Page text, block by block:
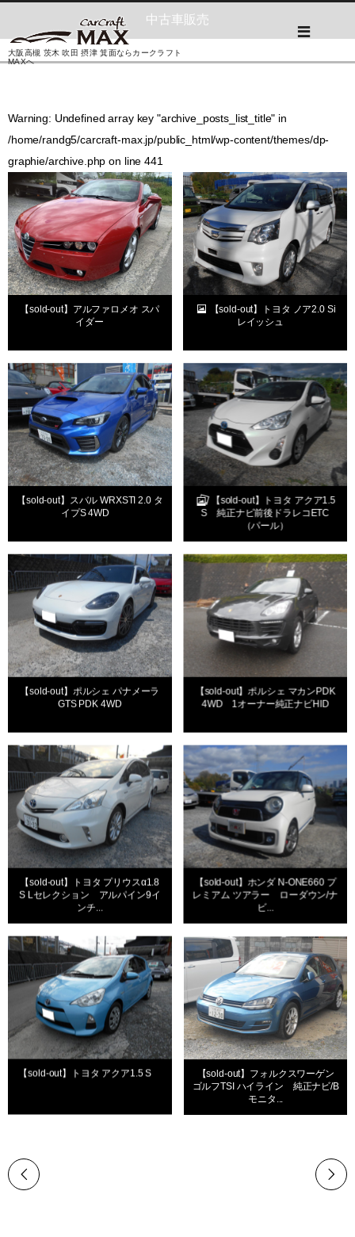
大阪高槻 茨木 吹田 摂津 箕面ならカークラフト
MAXへ
中古車販売
Warning: Undefined array key "archive_posts_list_title" in
/home/randg5/carcraft-max.jp/public_html/wp-content/themes/dp-
graphie/archive.php on line441
【sold-out】アルファロメオ スパ
イダー
【sold-out】トヨタ ノア2.0 Si
レイッシュ
【sold-out】スバル WRXSTI 2.0 タ
イプS 4WD
【sold-out】トヨタ アクア1.5
S 純正ナビ前後ドラレコETC
（パール）
【sold-out】ポルシェ パナメーラ
GTS PDK 4WD
【sold-out】ポルシェ マカンPDK
4WD 1オーナー純正ナビHID
【sold-out】トヨタ プリウスα1.8
S Lセレクション アルパイン9イ
ンチ...
【sold-out】ホンダ N-ONE660 プ
レミアム ツアラー ローダウン/ナ
ビ...
【sold-out】トヨタ アクア1.5 S
【sold-out】フォルクスワーゲン
ゴルフTSI ハイライン 純正ナビ/B
モニタ...